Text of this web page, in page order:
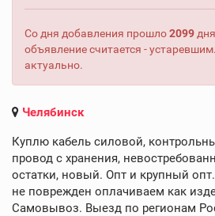
Со дня добавления прошло2099
объявление считается -
актуально.
Челябинск
Куплю кабель силовой,
провод с хранения,
остатки, новый. Опт и крупный
не поврежден оплачиваем как
Самовывоз. Выезд по регионам